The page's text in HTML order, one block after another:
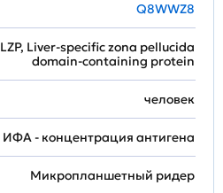
Q8WWZ8
LZP, Liver-specific zona pellucida
domain-containing protein
человек
ИФА - концентрация антигена
Микропланшетный ридер